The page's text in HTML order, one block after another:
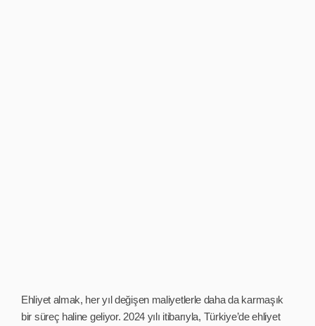
Ehliyet almak, her yıl değişen maliyetlerle daha da karmaşık
bir süreç haline geliyor. 2024 yılı itibarıyla, Türkiye’de ehliyet